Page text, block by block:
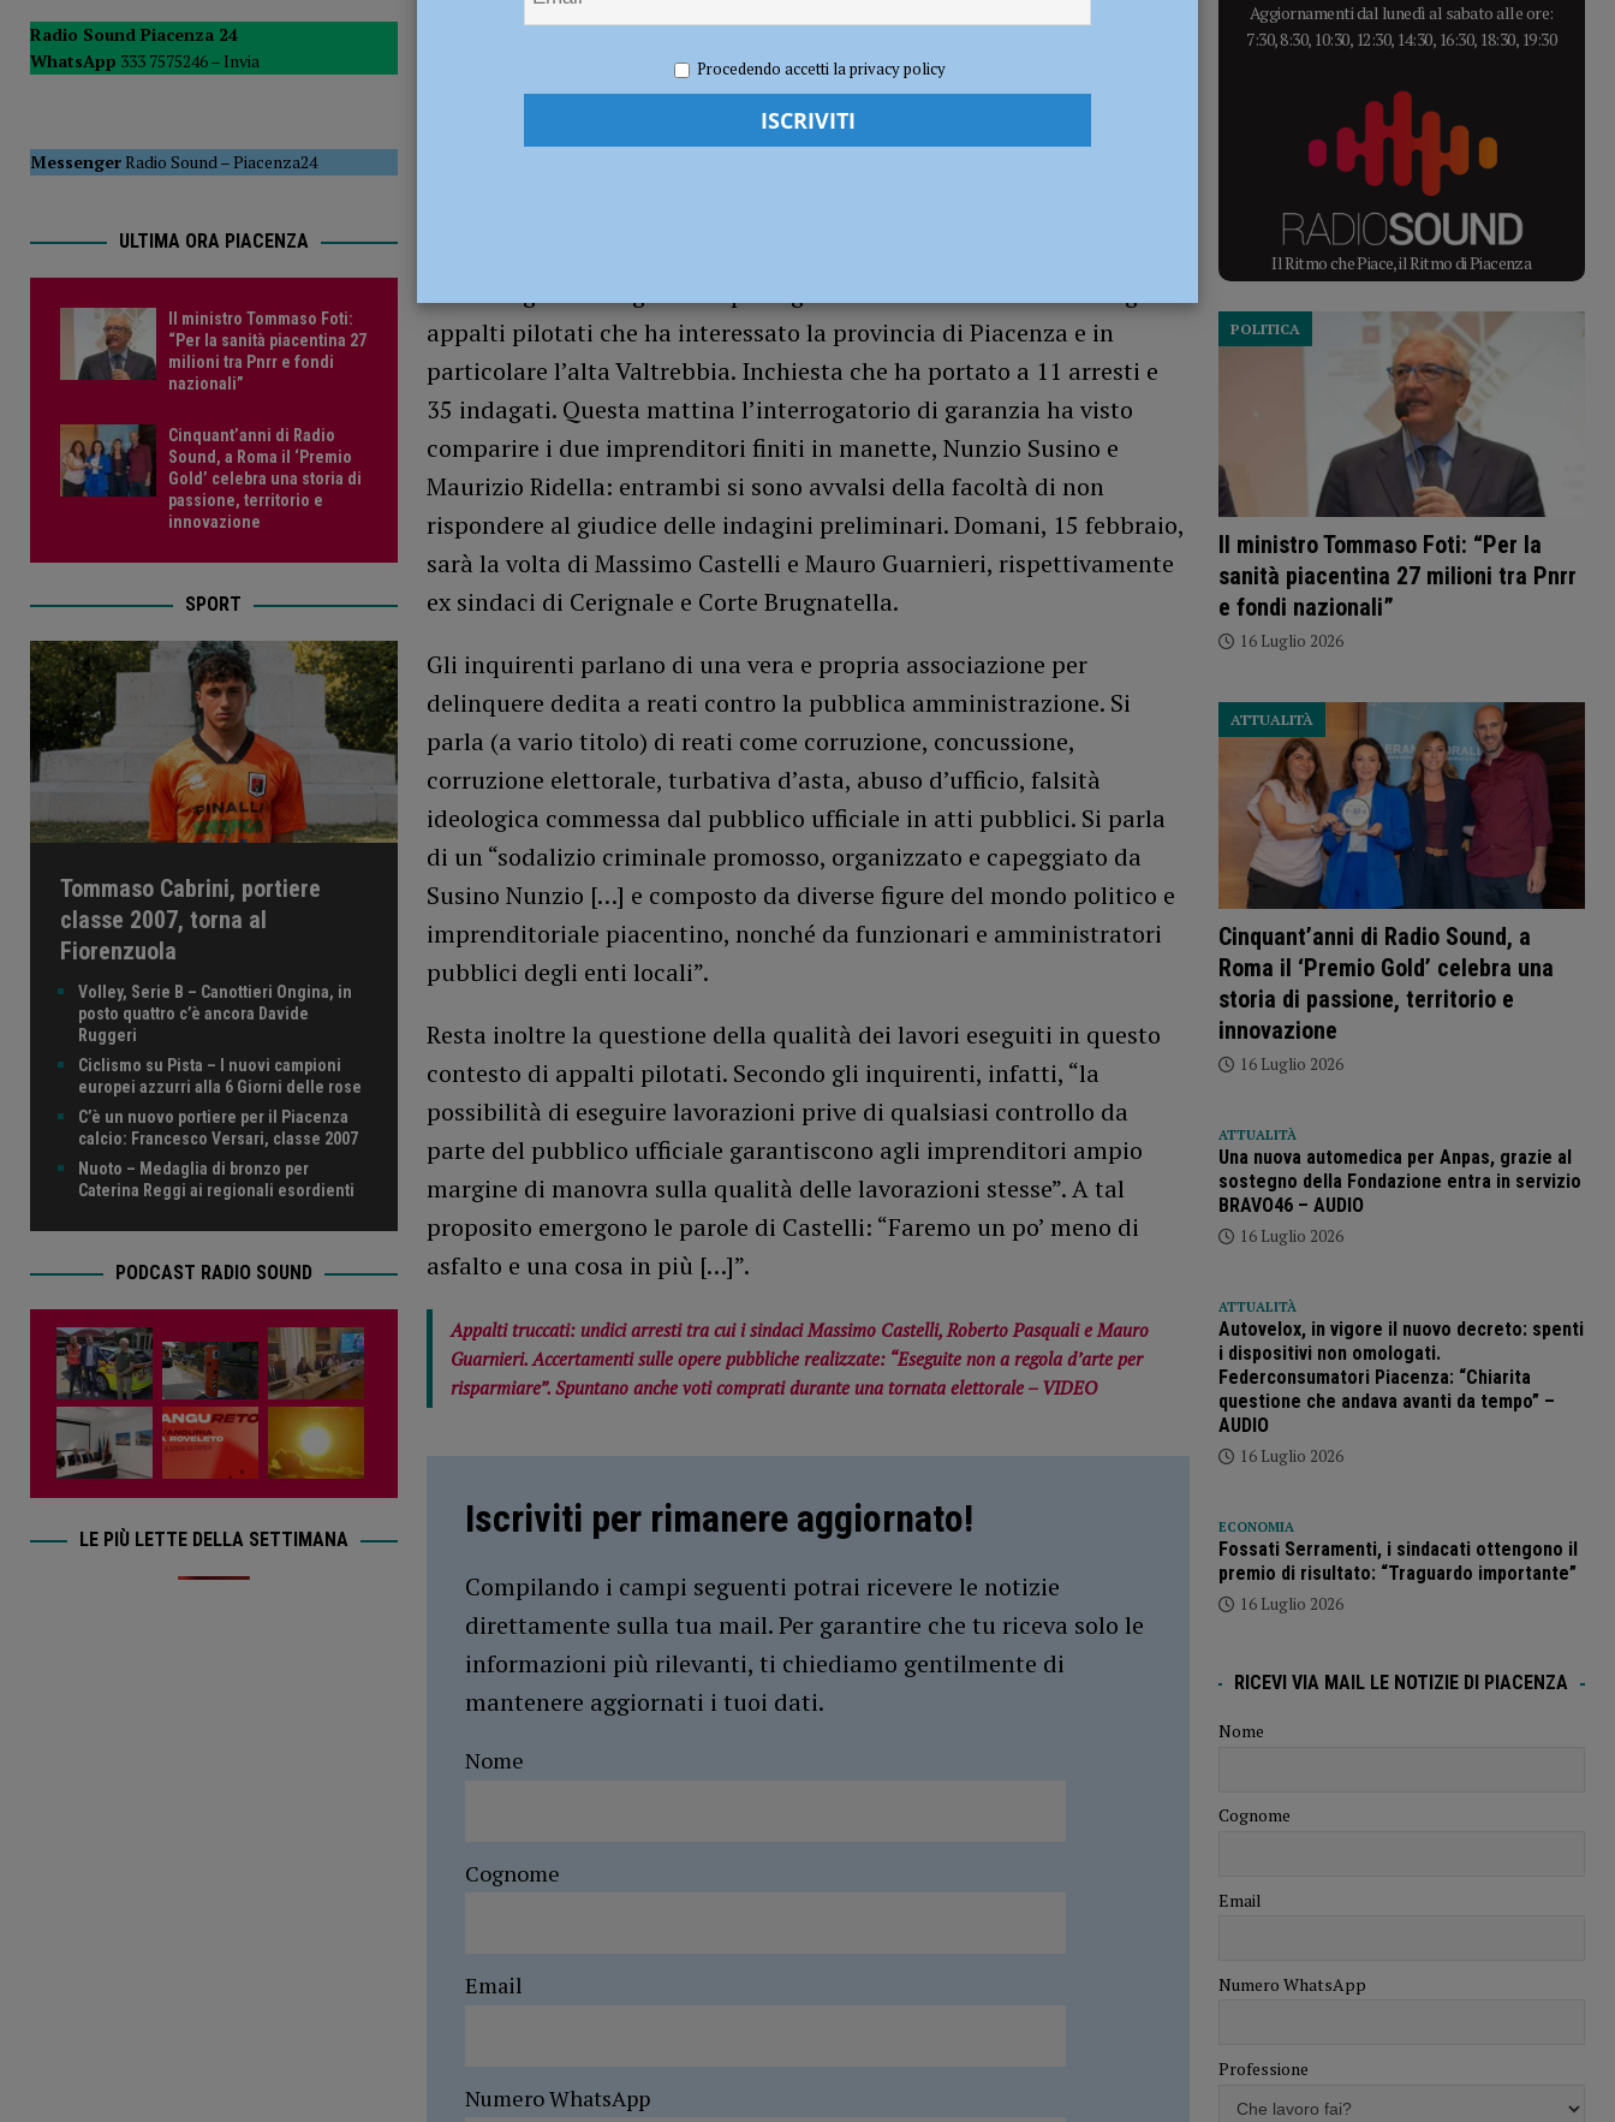
questione che andava avanti da tempo” – AUDIO ATTUALITÀ
[ 16 Luglio 2026 ] Eolico a Ferriere, Murelli: “Oltre 12 mila firme dimostrano che il territorio vuole essere ascoltato” POLITICA
Redazione FG Cronaca Piacenza
appalti pilotati che ha interessato la provincia di Piacenza e in
particolare l’alta Valtrebbia. Inchiesta che ha portato a 11 arresti e
35 indagati. Questa mattina l’interrogatorio di garanzia ha visto
comparire i due imprenditori finiti in manette, Nunzio Susino e
Maurizio Ridella: entrambi si sono avvalsi della facoltà di non
rispondere al giudice delle indagini preliminari. Domani, 15 febbraio,
sarà la volta di Massimo Castelli e Mauro Guarnieri, rispettivamente
ex sindaci di Cerignale e Corte Brugnatella.
Gli inquirenti parlano di una vera e propria associazione per
delinquere dedita a reati contro la pubblica amministrazione. Si
parla (a vario titolo) di reati come corruzione, concussione,
corruzione elettorale, turbativa d’asta, abuso d’ufficio, falsità
ideologica commessa dal pubblico ufficiale in atti pubblici. Si parla
di un “sodalizio criminale promosso, organizzato e capeggiato da
Susino Nunzio […] e composto da diverse figure del mondo politico e
imprenditoriale piacentino, nonché da funzionari e amministratori
pubblici degli enti locali”.
Resta inoltre la questione della qualità dei lavori eseguiti in questo
contesto di appalti pilotati. Secondo gli inquirenti, infatti, “la
possibilità di eseguire lavorazioni prive di qualsiasi controllo da
parte del pubblico ufficiale garantiscono agli imprenditori ampio
margine di manovra sulla qualità delle lavorazioni stesse”. A tal
proposito emergono le parole di Castelli: “Faremo un po’ meno di
asfalto e una cosa in più […]”.
Appalti truccati: undici arresti tra cui i sindaci Massimo Castelli, Roberto Pasquali e Mauro
Guarnieri. Accertamenti sulle opere pubbliche realizzate: “Eseguite non a regola d’arte per
risparmiare”. Spuntano anche voti comprati durante una tornata elettorale – VIDEO
Iscriviti per rimanere aggiornato!
Compilando i campi seguenti potrai ricevere le notizie
direttamente sulla tua mail. Per garantire che tu riceva solo le
informazioni più rilevanti, ti chiediamo gentilmente di
mantenere aggiornati i tuoi dati.
Nome
Cognome
Email
Numero WhatsApp
Radio Sound Piacenza 24
WhatsApp 333 7575246 – Invia
MessengerRadio Sound–Piacenza24
ULTIMA ORA PIACENZA
Il ministro Tommaso Foti:
“Per la sanità piacentina 27
milioni tra Pnrr e fondi
nazionali”
Cinquant’anni di Radio
Sound, a Roma il ‘Premio
Gold’ celebra una storia di
passione, territorio e
innovazione
SPORT
Tommaso Cabrini, portiere
classe 2007, torna al
Fiorenzuola
Volley, Serie B – Canottieri Ongina, in
posto quattro c’è ancora Davide
Ruggeri
Ciclismo su Pista – I nuovi campioni
europei azzurri alla 6 Giorni delle rose
C’è un nuovo portiere per il Piacenza
calcio: Francesco Versari, classe 2007
Nuoto – Medaglia di bronzo per
Caterina Reggi ai regionali esordienti
PODCAST RADIO SOUND
LE PIÙ LETTE DELLA SETTIMANA
Aggiornamenti dal lunedì al sabato alle ore:
7:30, 8:30, 10:30, 12:30, 14:30, 16:30, 18:30, 19:30
Il Ritmo che Piace, il Ritmo di Piacenza
Il ministro Tommaso Foti: “Per la
sanità piacentina 27 milioni tra Pnrr
e fondi nazionali”
POLITICA
16 Luglio 2026
Cinquant’anni di Radio Sound, a
Roma il ‘Premio Gold’ celebra una
storia di passione, territorio e
innovazione
ATTUALITÀ
16 Luglio 2026
ATTUALITÀ
Una nuova automedica per Anpas, grazie al
sostegno della Fondazione entra in servizio
BRAVO46 – AUDIO
16 Luglio 2026
ATTUALITÀ
Autovelox, in vigore il nuovo decreto: spenti
i dispositivi non omologati.
Federconsumatori Piacenza: “Chiarita
questione che andava avanti da tempo” –
AUDIO
16 Luglio 2026
ECONOMIA
Fossati Serramenti, i sindacati ottengono il
premio di risultato: “Traguardo importante”
16 Luglio 2026
RICEVI VIA MAIL LE NOTIZIE DI PIACENZA
Nome
Cognome
Email
Numero WhatsApp
Professione
Procedendo accetti la privacy policy